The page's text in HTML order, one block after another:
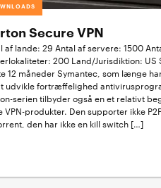
Secure VPN
af lande: 29 Antal af servere: 1500
200 Land/Jurisdiktion: US
12 måneder Symantec, som længe
udvikle fortræffelighed
serien tilbyder også en et relativt
VPN-produkter. Den supporter ikke
den har ikke en kill switch […]